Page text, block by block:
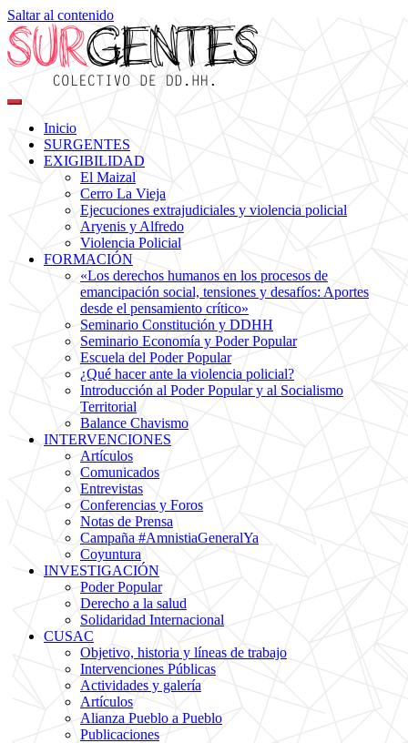
Saltar al contenido
Surgentes
Colectivo de DDHH
Inicio
SURGENTES
EXIGIBILIDAD
El Maizal
Cerro La Vieja
Ejecuciones extrajudiciales y violencia policial
Aryenis y Alfredo
Violencia Policial
FORMACIÓN
«Los derechos humanos en los procesos de
emancipación social, tensiones y desafíos: Aportes
desde el pensamiento crítico»
Seminario Constitución y DDHH
Seminario Economía y Poder Popular
Escuela del Poder Popular
¿Qué hacer ante la violencia policial?
Introducción al Poder Popular y al Socialismo
Territorial
Balance Chavismo
INTERVENCIONES
Artículos
Comunicados
Entrevistas
Conferencias y Foros
Notas de Prensa
Campaña #AmnistiaGeneralYa
Coyuntura
INVESTIGACIÓN
Poder Popular
Derecho a la salud
Solidaridad Internacional
CUSAC
Objetivo, historia y líneas de trabajo
Intervenciones Públicas
Actividades y galería
Artículos
Alianza Pueblo a Pueblo
Publicaciones